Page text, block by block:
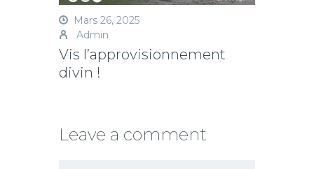
Mars 26, 2025
Admin
Vis l’approvisionnement
divin !
Leave a comment